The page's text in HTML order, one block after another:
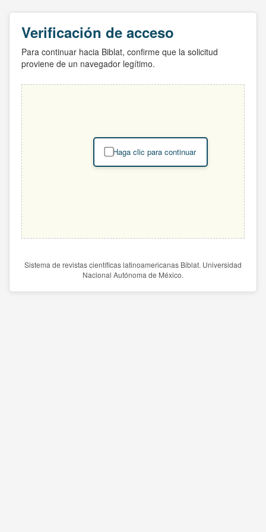
Verificación de acceso
Para continuar hacia Biblat, confirme que la solicitud
proviene de un navegador legítimo.
Haga clic para continuar
Sistema de revistas científicas latinoamericanas Biblat. Universidad
Nacional Autónoma de México.